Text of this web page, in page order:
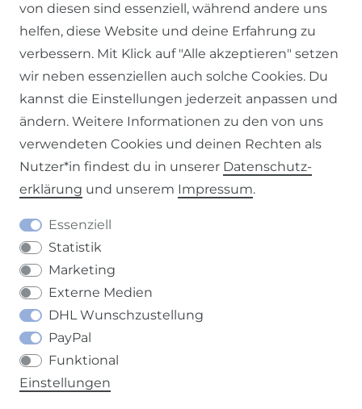
© 2026 SCHÖNER LEBEN.
Impressum Daten­schutz­erklärung AGB
Barrierefreiheitserklärung
VERTRAG WIDERRUFEN
von diesen sind essenziell, während andere uns
helfen, diese Website und deine Erfahrung zu
verbessern. Mit Klick auf "Alle akzeptieren" setzen
wir neben essenziellen auch solche Cookies. Du
kannst die Einstellungen jederzeit anpassen und
ändern. Weitere Informationen zu den von uns
verwendeten Cookies und deinen Rechten als
Nutzer*in findest du in unserer Daten­schutz­
erklärung und unserem Impressum.
Essenziell
Statistik
Marketing
Externe Medien
DHL Wunschzustellung
PayPal
Funktional
Einstellungen